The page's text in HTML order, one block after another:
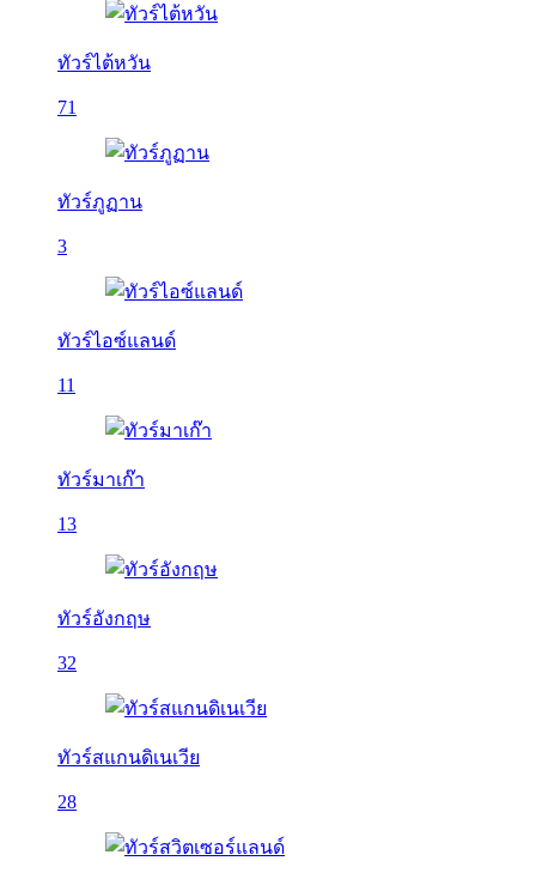
ทัวร์ไต้หวัน
71
ทัวร์ภูฏาน
3
ทัวร์ไอซ์แลนด์
11
ทัวร์มาเก๊า
13
ทัวร์อังกฤษ
32
ทัวร์สแกนดิเนเวีย
28